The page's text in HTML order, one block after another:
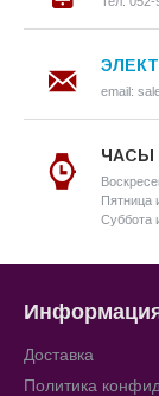
email:
ЧАСЫ
Пятница
Суббота
Доставка
Политика